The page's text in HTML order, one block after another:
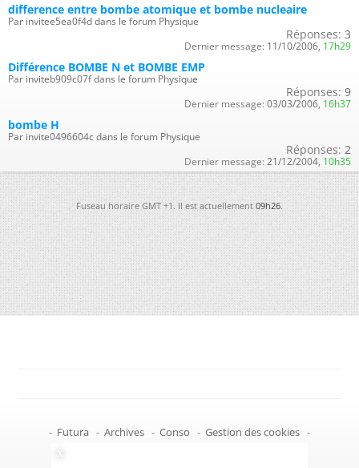
difference entre bombe atomique et bombe nucleaire
Par invitee5ea0f4d dans le forum Physique
Réponses: 3
Dernier message: 11/10/2006, 17h29
Différence BOMBE N et BOMBE EMP
Par inviteb909c07f dans le forum Physique
Réponses: 9
Dernier message: 03/03/2006, 16h37
bombe H
Par invite0496604c dans le forum Physique
Réponses: 2
Dernier message: 21/12/2004, 10h35
Fuseau horaire GMT +1. Il est actuellement09h26.
- Futura - Archives - Conso - Gestion des cookies -